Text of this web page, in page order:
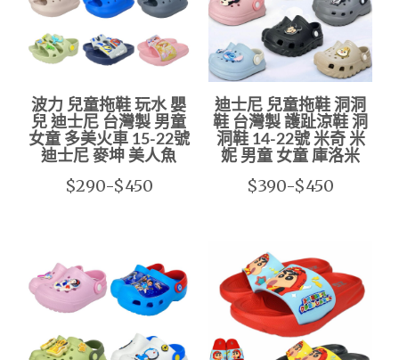
波力 兒童拖鞋 玩水 嬰
兒 迪士尼 台灣製 男童
女童 多美火車 15-22號
迪士尼 麥坤 美人魚
$290-$450
迪士尼 兒童拖鞋 洞洞
鞋 台灣製 護趾涼鞋 洞
洞鞋 14-22號 米奇 米
妮 男童 女童 庫洛米
$390-$450